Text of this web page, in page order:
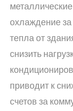
охлаждение за
тепла от
снизить
приводит к
счетов за